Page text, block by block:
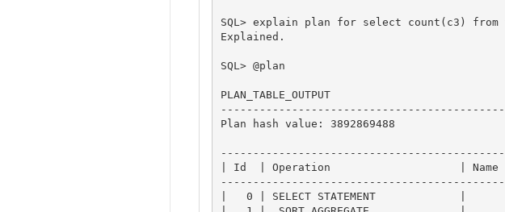
SQL> explain plan for select count(c3) from
Explained.
SQL> @plan
PLAN_TABLE_OUTPUT
Plan hash value: 3892869488
| Id  | Operation                    | Name  |
|   0 | SELECT STATEMENT